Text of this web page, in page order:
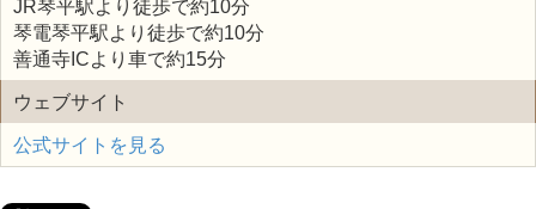
JR琴平駅より徒歩で約10分
琴電琴平駅より徒歩で約10分
善通寺ICより車で約15分
ウェブサイト
公式サイトを見る